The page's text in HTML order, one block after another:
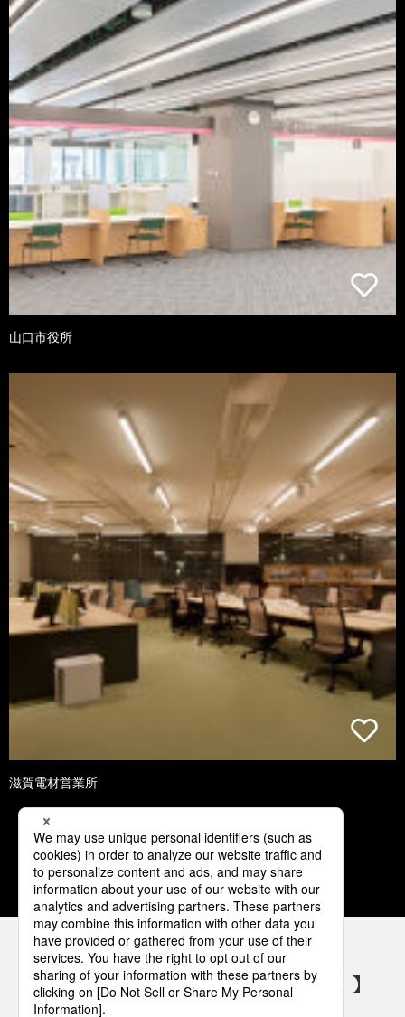
山口市役所
滋賀電材営業所
1 2 3 4 5
パナソニックの電気設備 SNSアカウント